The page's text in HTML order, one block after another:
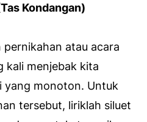
Kondangan)
atau acara
kali menjebak kita
yang monoton. Untuk
tersebut, liriklah siluet